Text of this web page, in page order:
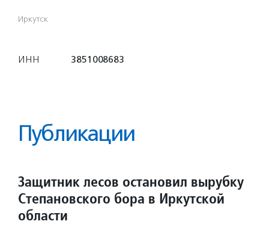
Иркутск
ИНН 3851008683
Публикации
Защитник лесов остановил вырубку
Степановского бора в Иркутской
области